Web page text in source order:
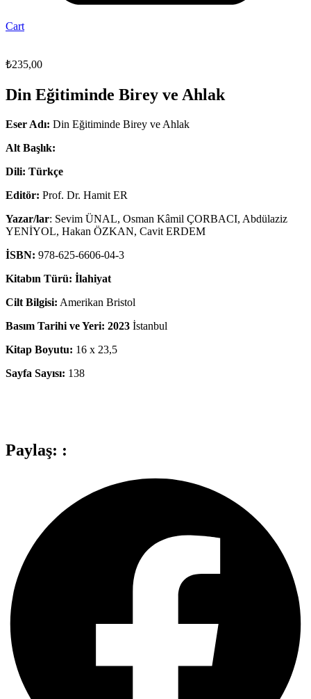
Cart
₺235,00
Din Eğitiminde Birey ve Ahlak
Eser Adı: Din Eğitiminde Birey ve Ahlak
Alt Başlık:
Dili: Türkçe
Editör: Prof. Dr. Hamit ER
Yazar/lar: Sevim ÜNAL, Osman Kâmil ÇORBACI, Abdülaziz
YENİYOL, Hakan ÖZKAN, Cavit ERDEM
İSBN: 978-625-6606-04-3
Kitabın Türü: İlahiyat
Cilt Bilgisi: Amerikan Bristol
Basım Tarihi ve Yeri: 2023 İstanbul
Kitap Boyutu: 16 x 23,5
Sayfa Sayısı: 138
Paylaş: :